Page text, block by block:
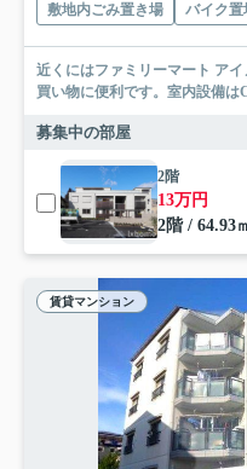
敷地内ごみ置き場
バイク置
近くにはファミリーマート ア
買い物に便利です。室内設備
募集中の部屋
2階
13万円
2階 / 64.93
賃貸マンション